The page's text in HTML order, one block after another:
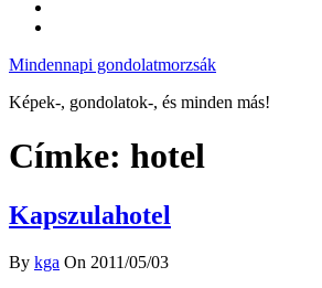
Mindennapi gondolatmorzsák
Képek-, gondolatok-, és minden más!
Címke: hotel
Kapszulahotel
By kga On 2011/05/03